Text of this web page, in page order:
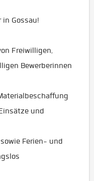
in Gossau!
Freiwilligen,
Bewerberinnen
und
Ferien- und